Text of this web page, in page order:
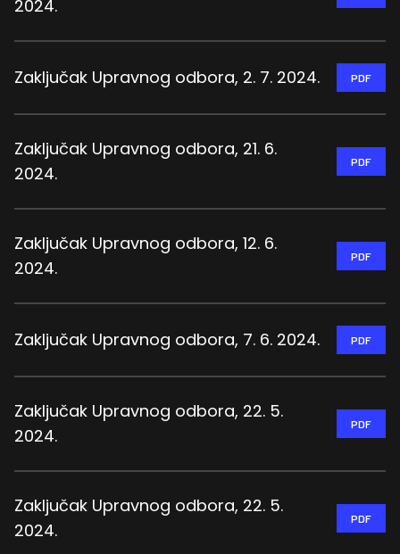
2024.
Zaključak Upravnog odbora, 2. 7. 2024. PDF
Zaključak Upravnog odbora, 21. 6.
2024.
PDF
Zaključak Upravnog odbora, 12. 6.
2024.
PDF
Zaključak Upravnog odbora, 7. 6. 2024. PDF
Zaključak Upravnog odbora, 22. 5.
2024.
PDF
Zaključak Upravnog odbora, 22. 5.
2024.
PDF